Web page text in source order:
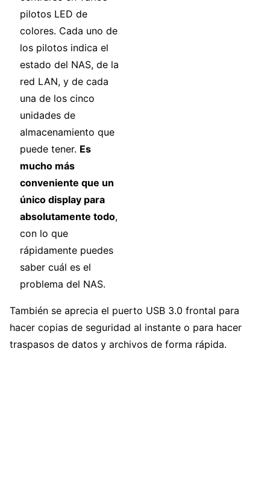
pilotos LED de
colores. Cada uno de
los pilotos indica el
estado del NAS, de la
red LAN, y de cada
una de los cinco
unidades de
almacenamiento que
puede tener. Es
mucho más
conveniente que un
único display para
absolutamente todo,
con lo que
rápidamente puedes
saber cuál es el
problema del NAS.
También se aprecia el puerto USB 3.0 frontal para
hacer copias de seguridad al instante o para hacer
traspasos de datos y archivos de forma rápida.